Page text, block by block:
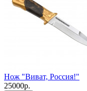
Нож "Виват, Россия!"
25000р.